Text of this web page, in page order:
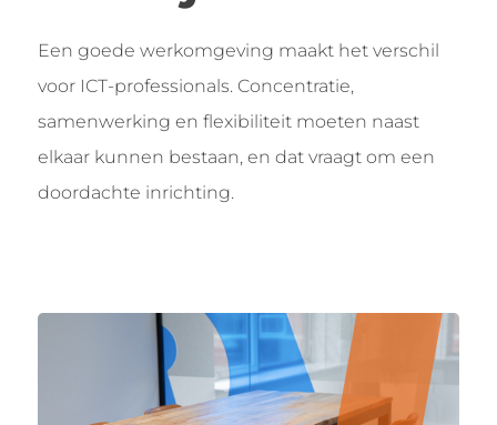
Een goede werkomgeving maakt het verschil
voor ICT-professionals. Concentratie,
samenwerking en flexibiliteit moeten naast
elkaar kunnen bestaan, en dat vraagt om een
doordachte inrichting.